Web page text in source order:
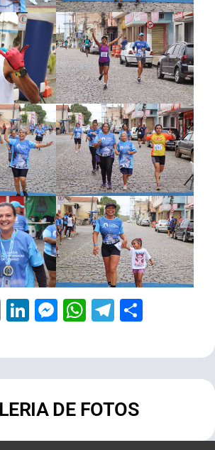
EmailLinkedIn
Messenger
WhatsApp
Telegram
DE FOTOS